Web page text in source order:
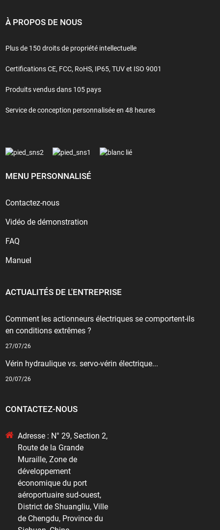
À PROPOS DE NOUS
Plus de 150 droits de propriété intellectuelle
Certifications CE, FCC, RoHS, IP65, TUV et ISO 9001
Produits vendus dans 105 pays
Service de conception personnalisée en 48 heures
MENU PERSONNALISÉ
Contactez-nous
Vidéo de démonstration
FAQ
Manuel
ACTUALITÉS DE L'ENTREPRISE
Comment les actionneurs électriques se comportent-ils
en conditions extrêmes ?
27/07/26
Vérin hydraulique vs. servo-vérin électrique...
20/07/26
CONTACTEZ-NOUS
Adresse : N° 29, Section 2,
Route de la Grande
Muraille, Zone de
développement
économique du port
aéroportuaire sud-ouest,
District de Shuangliu, Ville
de Chengdu, Province du